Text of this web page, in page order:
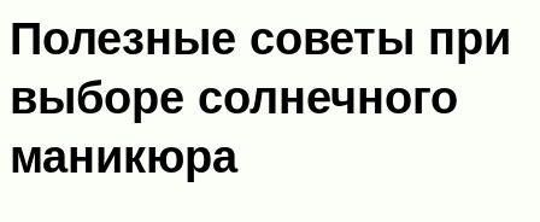
Полезные советы при
выборе солнечного
маникюра